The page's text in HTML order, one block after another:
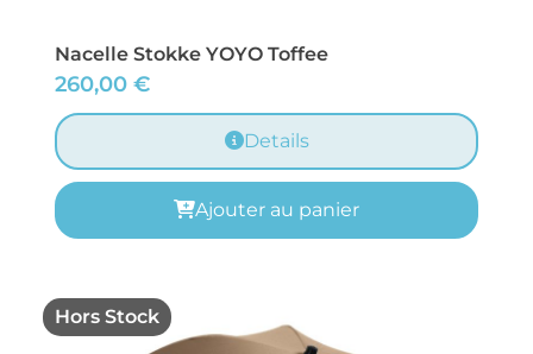
Nacelle Stokke YOYO Toffee
260,00 €
Details
Ajouter au panier
Hors Stock